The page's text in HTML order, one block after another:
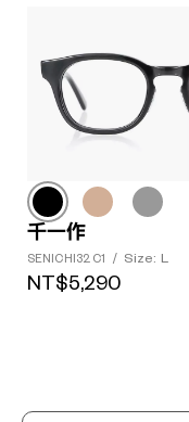
千一作
SENICHI32 C1 / Size: L
NT$5,290